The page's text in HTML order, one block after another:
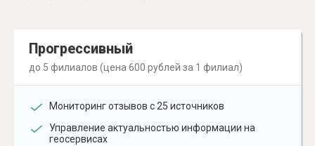
Прогрессивный
до 5 филиалов (цена 600 рублей за 1 филиал)
Мониторинг отзывов с 25 источников
Управление актуальностью информации на
геосервисах